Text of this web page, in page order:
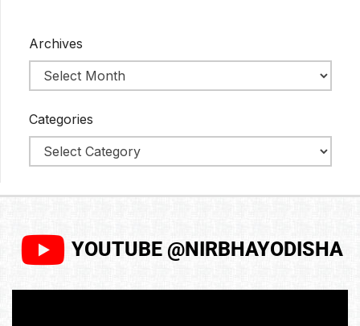
Archives
Categories
YOUTUBE @NIRBHAYODISHA